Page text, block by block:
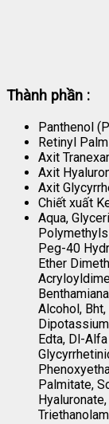
Thành phần :
Panthenol
Retinyl
Axit
Axit
Axit
Chiết xuất
Aqua,
Peg-40
Ether
Alcohol,
Edta, Dl-
Palmitate,